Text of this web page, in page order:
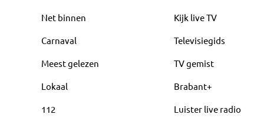
Net binnen
Carnaval
Meest gelezen
Lokaal
112
Kijk live TV
Televisiegids
TV gemist
Brabant+
Luister live radio